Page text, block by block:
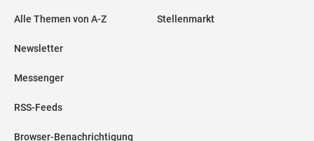
Alle Themen von A-Z
Newsletter
Messenger
RSS-Feeds
Browser-Benachrichtigung
Stellenmarkt